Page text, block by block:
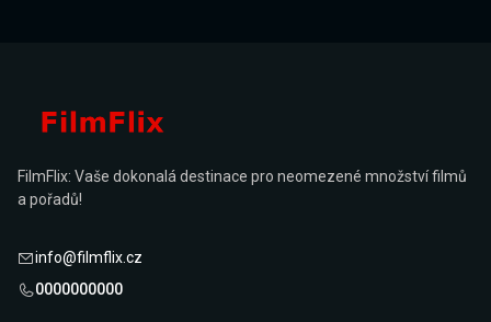
FilmFlix: Vaše dokonalá destinace pro neomezené množství filmů
a pořadů!
info@filmflix.cz
0000000000